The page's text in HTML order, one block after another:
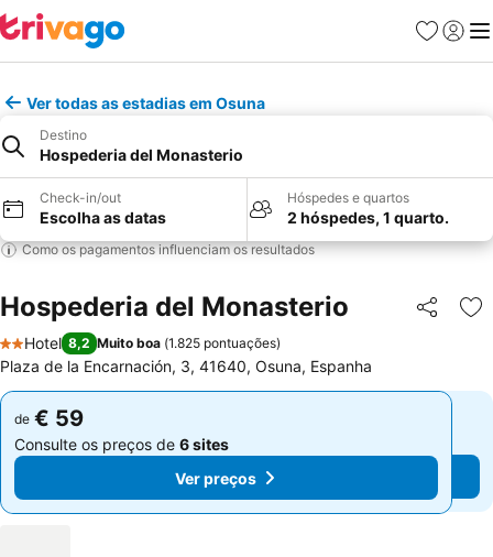
Favoritos
Iniciar
Ver todas as estadias em Osuna
Destino
Hospederia del Monasterio
Check-in/out
Escolha as datas
Hóspedes e quartos
2 hóspedes, 1 quarto.
Como os pagamentos influenciam os resultados
Hospederia del Monasterio Partilhar
2 Estrelas
Hotel 8,2 Muito boa (1.825 pontuações)
Plaza de la Encarnación, 3, 41640, Osuna, Espanha
de € 59
Consulte os preços de 6 sites
Ver preços
de € 59
Consulte os preços de 6 sites
Ver preços